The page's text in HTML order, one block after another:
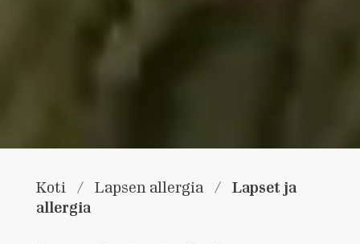
Koti / Lapsen allergia /
Lapset ja
allergia